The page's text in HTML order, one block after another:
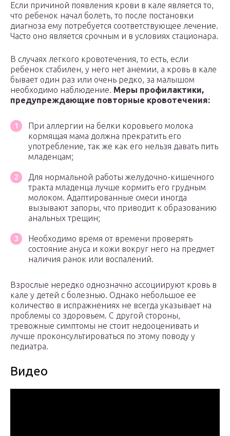
Если причиной появления крови в кале является то,
что ребенок начал болеть, то после постановки
диагноза ему потребуется соответствующее лечение.
Часто оно является срочным и в условиях стационара.
В случаях легкого кровотечения, то есть, если
ребенок стабилен, у него нет анемии, а кровь в кале
бывает один раз или очень редко, за малышом
необходимо наблюдение. Меры профилактики,
предупреждающие повторные кровотечения:
При аллергии на белки коровьего молока
кормящая мама должна прекратить его
употребление, так же как его нельзя давать пить
младенцам;
Для нормальной работы желудочно-кишечного
тракта младенца лучше кормить его грудным
молоком. Адаптированные смеси иногда
вызывают запоры, что приводит к образованию
анальных трещин;
Необходимо время от времени проверять
состояние ануса и кожи вокруг него на предмет
наличия ранок или воспалений.
Взрослые нередко однозначно ассоциируют кровь в
кале у детей с болезнью. Однако небольшое ее
количество в испражнениях не всегда указывает на
проблемы со здоровьем. С другой стороны,
тревожные симптомы не стоит недооценивать и
лучше проконсультироваться по этому поводу у
педиатра.
Видео